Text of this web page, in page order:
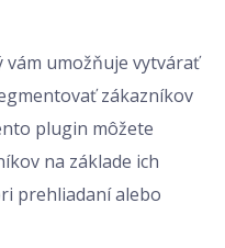
umožňuje vytvárať
zákazníkov
plugin môžete
na základe ich
prehliadaní alebo